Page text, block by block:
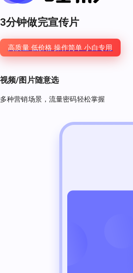
3分钟做完宣传片
高质量 低价格 操作简单 小白专用
视频/图片随意选
多种营销场景，流量密码轻松掌握